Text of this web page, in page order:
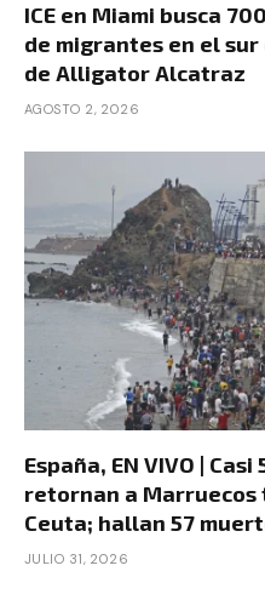
ICE en Miami busca
de migrantes en el
de Alligator Alcatraz
AGOSTO 2, 2026
España, EN VIVO |
retornan a Marruecos
Ceuta; hallan 57
JULIO 31, 2026